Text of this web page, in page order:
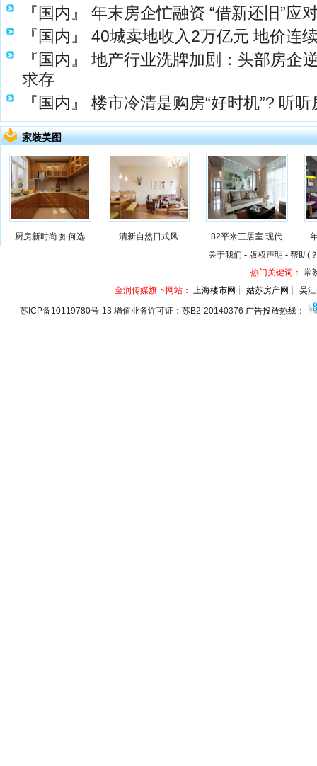
『国内』
年末房企忙融资 “借新还旧”应
『国内』
40城卖地收入2万亿元 地价连
『国内』
地产行业洗牌加剧：头部房企
求存
『国内』
楼市冷清是购房“好时机”? 听
家装美图
厨房新时尚 如何选 清新自然日式风 82平米三居室 现代
关于我们 - 版权声明 - 帮助(
热门关键词： 常
金润传媒旗下网站： 上海楼市网┊ 姑苏房产网┊ 吴
苏ICP备10119780号-13 增值业务许可证：苏B2-20140376 广告投放热线：